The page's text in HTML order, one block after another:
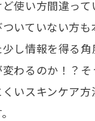
使い方間違って
いていない方も
し情報を得る角
わるのか！？そ
いスキンケア方